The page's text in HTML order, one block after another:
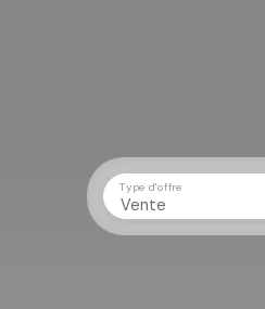
Vente
Type d'offre